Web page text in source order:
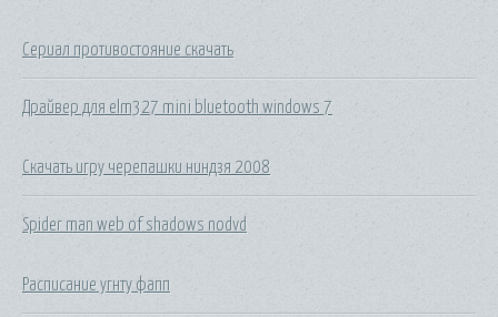
Сериал противостояние скачать
Драйвер для elm327 mini bluetooth windows 7
Скачать игру черепашки ниндзя 2008
Spider man web of shadows nodvd
Расписание угнту фапп